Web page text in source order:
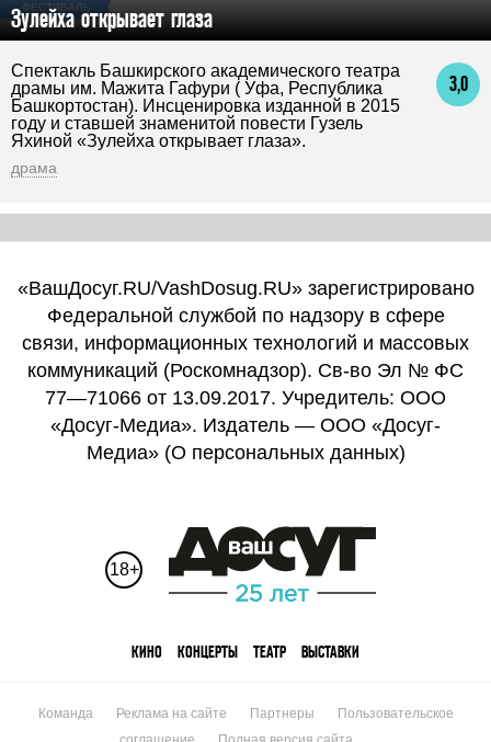
ФЕСТИВАЛЬ
Зулейха открывает глаза
3,0
Спектакль Башкирского академического театра
драмы им. Мажита Гафури ( Уфа, Республика
Башкортостан). Инсценировка изданной в 2015
году и ставшей знаменитой повести Гузель
Яхиной «Зулейха открывает глаза».
драма
«ВашДосуг.RU/VashDosug.RU» зарегистрировано
Федеральной службой по надзору в сфере
связи, информационных технологий и массовых
коммуникаций (Роскомнадзор). Св-во Эл № ФС
77—71066 от 13.09.2017. Учредитель: ООО
«Досуг-Медиа». Издатель — ООО «Досуг-
Медиа» (О персональных данных)
18+
КИНО КОНЦЕРТЫ ТЕАТР ВЫСТАВКИ
Команда Реклама на сайте Партнеры
Пользовательское